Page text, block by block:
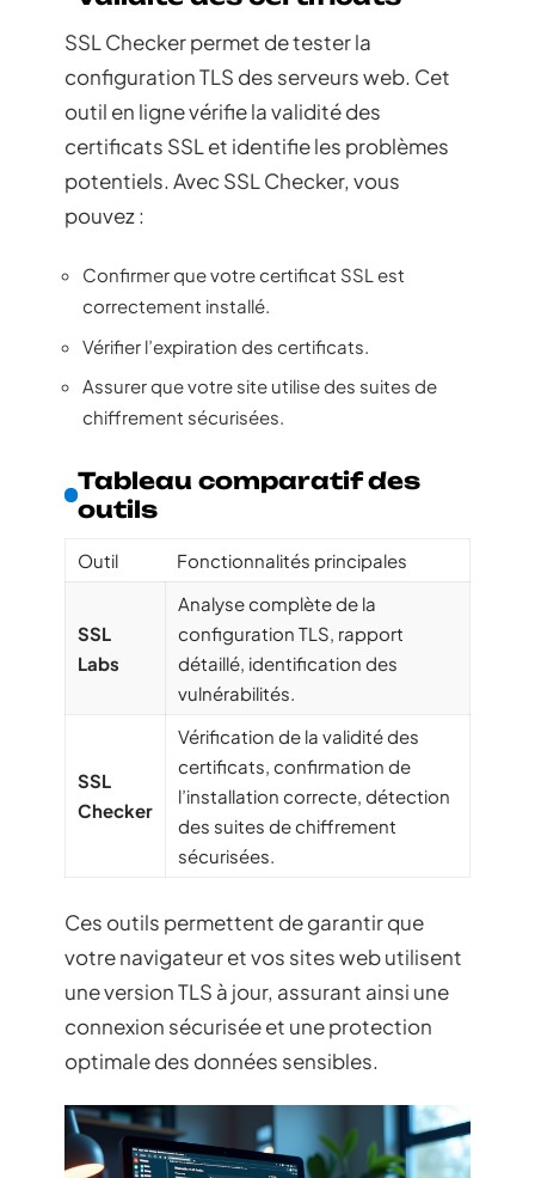
SSL Checker permet de tester la
configuration TLS des serveurs web. Cet
outil en ligne vérifie la validité des
certificats SSL et identifie les problèmes
potentiels. Avec SSL Checker, vous
pouvez :
Confirmer que votre certificat SSL est
correctement installé.
Vérifier l’expiration des certificats.
Assurer que votre site utilise des suites de
chiffrement sécurisées.
Tableau comparatif des
outils
Outil Fonctionnalités principales
SSL
Labs
Analyse complète de la
configuration TLS, rapport
détaillé, identification des
vulnérabilités.
SSL
Checker
Vérification de la validité des
certificats, confirmation de
l’installation correcte, détection
des suites de chiffrement
sécurisées.
Ces outils permettent de garantir que
votre navigateur et vos sites web utilisent
une version TLS à jour, assurant ainsi une
connexion sécurisée et une protection
optimale des données sensibles.